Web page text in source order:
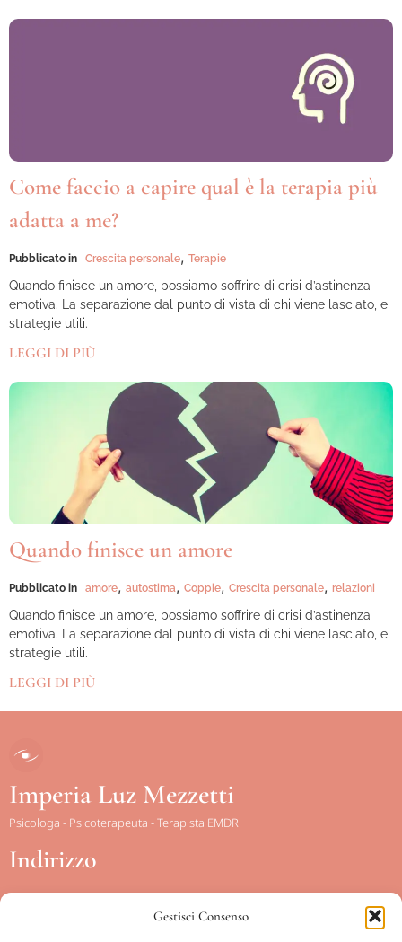
Gestisci Consenso
Come faccio a capire qual è la terapia più
adatta a me?
Pubblicato in Crescita personale, Terapie
Quando finisce un amore, possiamo soffrire di crisi d’astinenza
emotiva. La separazione dal punto di vista di chi viene lasciato, e
strategie utili.
LEGGI DI PIÙ
Quando finisce un amore
Pubblicato in amore, autostima, Coppie, Crescita personale, relazioni
Quando finisce un amore, possiamo soffrire di crisi d’astinenza
emotiva. La separazione dal punto di vista di chi viene lasciato, e
strategie utili.
LEGGI DI PIÙ
Imperia Luz Mezzetti
Psicologa - Psicoterapeuta - Terapista EMDR
Indirizzo